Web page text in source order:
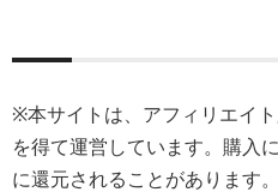
※本サイトは、アフィリエイ
を得て運営しています。購入
に還元されることがあります。